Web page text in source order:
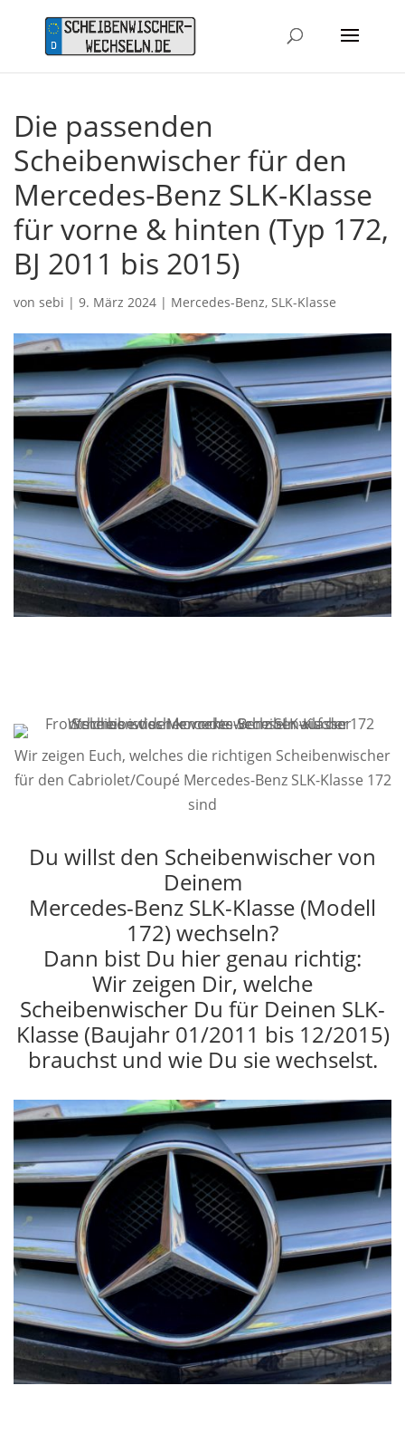
Die passenden
Scheibenwischer für den
Mercedes-Benz SLK-Klasse
für vorne & hinten (Typ 172,
BJ 2011 bis 2015)
von sebi | 9. März 2024 | Mercedes-Benz, SLK-Klasse
Wir zeigen Euch, welches die richtigen Scheibenwischer
für den Cabriolet/Coupé Mercedes-Benz SLK-Klasse 172
sind
Du willst den Scheibenwischer von
Deinem
Mercedes-Benz SLK-Klasse (Modell
172) wechseln?
Dann bist Du hier genau richtig:
Wir zeigen Dir, welche
Scheibenwischer Du für Deinen SLK-
Klasse (Baujahr 01/2011 bis 12/2015)
brauchst und wie Du sie wechselst.